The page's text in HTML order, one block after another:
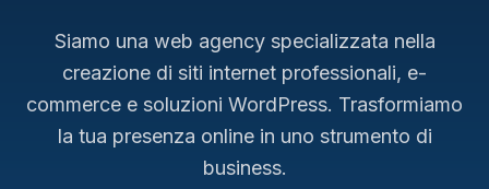
Siamo una web agency specializzata nella
creazione di siti internet professionali, e-
commerce e soluzioni WordPress. Trasformiamo
la tua presenza online in uno strumento di
business.